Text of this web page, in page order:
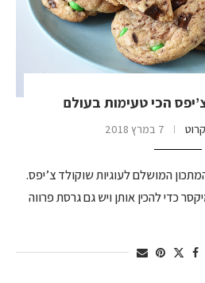
הכי טעימות בעולם
7 במרץ 2018
המושלם לעוגיות שוקולד צ’יפס.
כדי להכין אותן ויש גם גרסת פרווה